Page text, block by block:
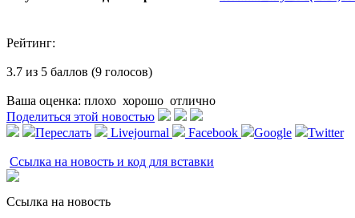
Рейтинг:
3.7 из 5 баллов (9 голосов)
Ваша оценка: плохо хорошо отлично
Поделиться этой новостью
Переслать
Livejournal Facebook Google Twitter
Ссылка на новость и код для вставки
Ссылка на новость